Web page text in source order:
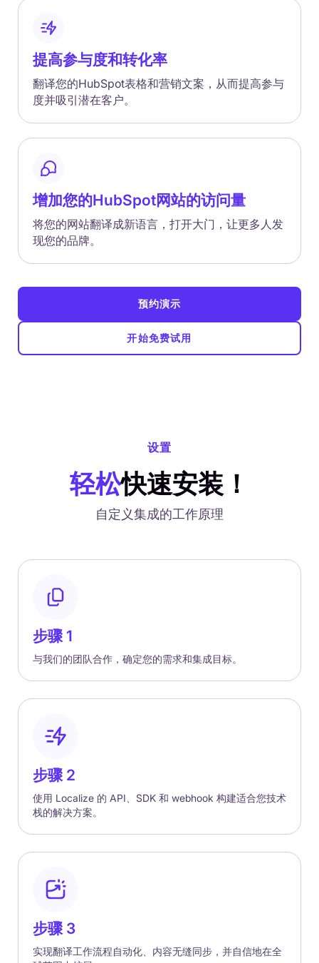
提高参与度和转化率
翻译您的HubSpot表格和营销文案，从而提高参与
度并吸引潜在客户。
增加您的HubSpot网站的访问量
将您的网站翻译成新语言，打开大门，让更多人发
现您的品牌。
预约演示
开始免费试用
设置
轻松快速安装！
自定义集成的工作原理
步骤 1
与我们的团队合作，确定您的需求和集成目标。
步骤 2
使用 Localize 的 API、SDK 和 webhook 构建适合您技术
栈的解决方案。
步骤 3
实现翻译工作流程自动化、内容无缝同步，并自信地在全